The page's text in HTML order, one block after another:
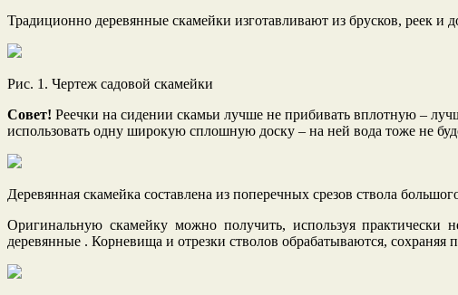
Традиционно деревянные скамейки изготавливают из брусков, реек
Рис. 1. Чертеж садовой скамейки
Совет! Реечки на сидении скамьи лучше не прибивать вплотную –
использовать одну широкую сплошную доску – на ней вода тоже не
Деревянная скамейка составлена из поперечных срезов ствола
Оригинальную скамейку можно получить, используя практически
деревянные . Корневища и отрезки стволов обрабатываются,